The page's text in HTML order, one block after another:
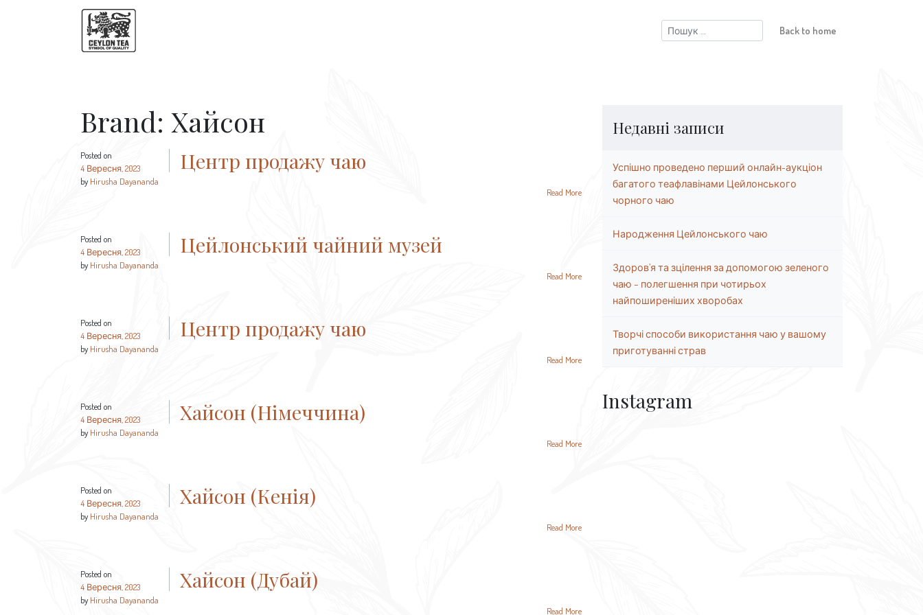
Пошук: Back to home
Brand: Хайсон
Posted on
4 Вересня, 2023
byHirusha Dayananda
Центр продажу чаю
Read More
Posted on
4 Вересня, 2023
by Hirusha Dayananda
Цейлонський чайний музей
Read More
Posted on
4 Вересня, 2023
by Hirusha Dayananda
Центр продажу чаю
Read More
Posted on
4 Вересня, 2023
by Hirusha Dayananda
Хайсон (Німеччина)
Read More
Posted on
4 Вересня, 2023
by Hirusha Dayananda
Хайсон (Кенія)
Read More
Posted on
4 Вересня, 2023
by Hirusha Dayananda
Хайсон (Дубай)
Read More
Недавні записи
Успішно проведено перший онлайн-аукціон
багатого теафлавінами Цейлонського
чорного чаю
Народження Цейлонського чаю
Здоров’я та зцілення за допомогою зеленого
чаю – полегшення при чотирьох
найпоширеніших хворобах
Творчі способи використання чаю у вашому
приготуванні страв
Instagram